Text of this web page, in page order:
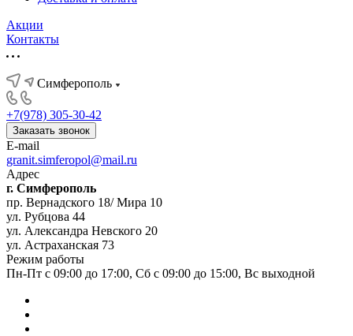
Акции
Контакты
Симферополь
+7(978) 305-30-42
Заказать звонок
E-mail
granit.simferopol@mail.ru
Адрес
г. Симферополь
пр. Вернадского 18/ Мира 10
ул. Рубцова 44
ул. Александра Невского 20
ул. Астраханская 73
Режим работы
Пн-Пт с 09:00 до 17:00, Сб с 09:00 до 15:00, Вс выходной